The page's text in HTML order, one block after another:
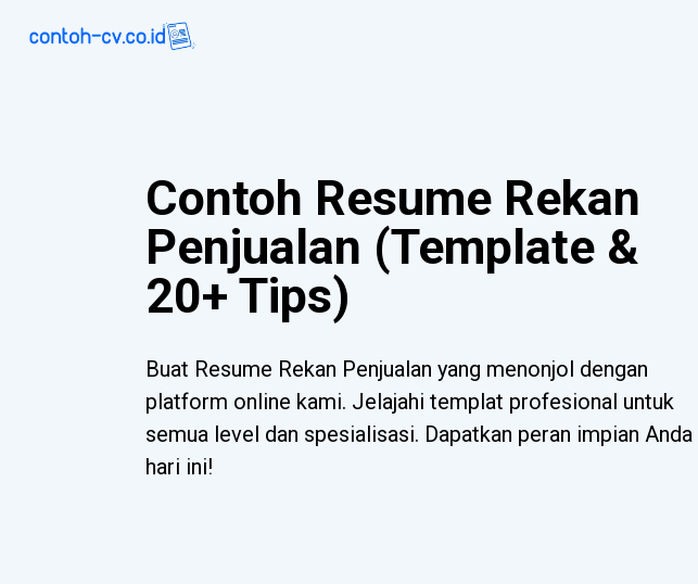
Contoh Resume Rekan
Penjualan (Template &
20+ Tips)
Buat Resume Rekan Penjualan yang menonjol dengan
platform online kami. Jelajahi templat profesional untuk
semua level dan spesialisasi. Dapatkan peran impian Anda
hari ini!